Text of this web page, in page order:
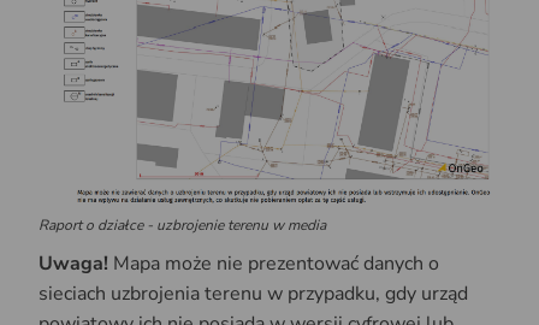
Raport o działce - uzbrojenie terenu w media
Uwaga! Mapa może nie prezentować danych o
sieciach uzbrojenia terenu w przypadku, gdy urząd